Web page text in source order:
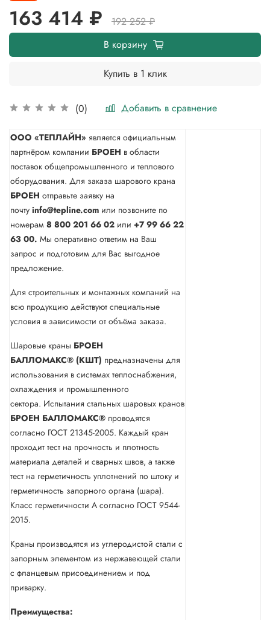
(0) Добавить в сравнение
163 414 ₽
192 252 ₽
В корзину
Купить в 1 клик
ООО «ТЕПЛАЙН» является официальным
партнёром компании БРОЕН в области
поставок общепромышленного и теплового
оборудования. Для заказа шарового крана
БРОЕН отправьте заявку на
почту info@tepline.com или позвоните по
номерам 8 800 201 66 02 или +7 99 66 22
63 00. Мы оперативно ответим на Ваш
запрос и подготовим для Вас выгодное
предложение.
Для строительных и монтажных компаний на
всю продукцию действуют специальные
условия в зависимости от объёма заказа.
Шаровые краны БРОЕН
БАЛЛОМАКС® (КШТ) предназначены для
использования в системах теплоснабжения,
охлаждения и промышленного
сектора. Испытания стальных шаровых кранов
БРОЕН БАЛЛОМАКС® проводятся
согласно ГОСТ 21345-2005. Каждый кран
проходит тест на прочность и плотность
материала деталей и сварных швов, а также
тест на герметичность уплотнений по штоку и
герметичность запорного органа (шара).
Класс герметичности А согласно ГОСТ 9544-
2015.
Краны производятся из углеродистой стали с
запорным элементом из нержавеющей стали
с фланцевым присоединением и под
приварку.
Преимущества: